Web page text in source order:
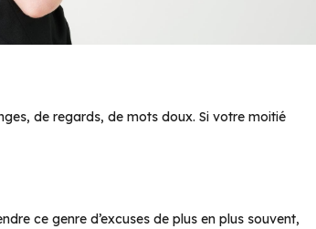
de regards, de mots doux. Si votre moitié
ce genre d’excuses de plus en plus souvent,